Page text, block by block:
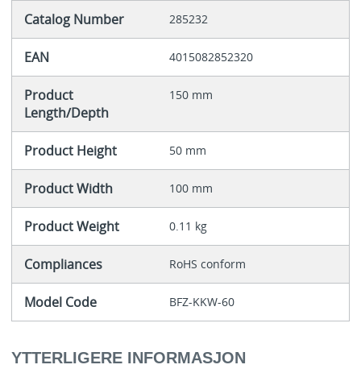
Catalog Number 285232
EAN 4015082852320
Product
Length/Depth
150 mm
Product Height 50 mm
Product Width 100 mm
Product Weight 0.11 kg
Compliances RoHS conform
Model Code BFZ-KKW-60
YTTERLIGERE INFORMASJON